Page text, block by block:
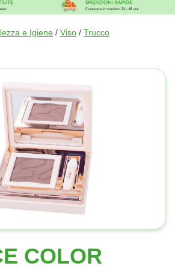
e Igiene / Viso / Trucco
COLOR